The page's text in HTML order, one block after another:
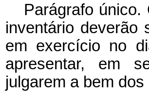
Parágrafo
inventário deverão
em exercício no
apresentar, em
julgarem a bem